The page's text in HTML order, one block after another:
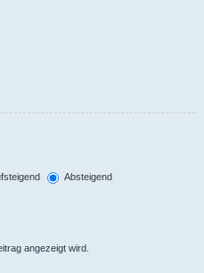
Absteigend
angezeigt wird.